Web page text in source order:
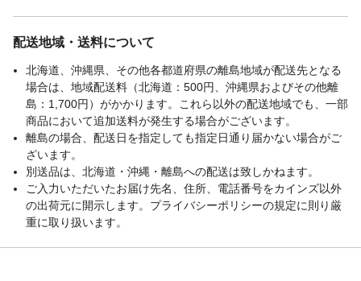
配送地域・送料について
北海道、沖縄県、その他各都道府県の離島地域が配送先となる
場合は、地域配送料（北海道：500円、沖縄県およびその他離
島：1,700円）がかかります。これら以外の配送地域でも、一部
商品において追加送料が発生する場合がございます。
離島の場合、配送日を指定しても指定日通り届かない場合がご
ざいます。
別送品は、北海道・沖縄・離島への配送は致しかねます。
ご入力いただいたお届け先名、住所、電話番号をカインズ以外
の出荷元に開示します。プライバシーポリシーの規定に則り厳
重に取り扱います。